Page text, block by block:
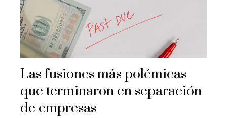
Las fusiones más polémicas
que terminaron en separación
de empresas